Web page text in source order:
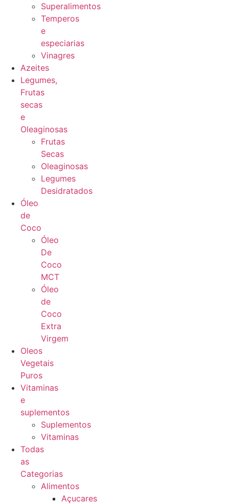
Superalimentos
Temperos
e
especiarias
Vinagres
Azeites
Legumes,
Frutas
secas
e
Oleaginosas
Frutas
Secas
Oleaginosas
Legumes
Desidratados
Óleo
de
Coco
Óleo
De
Coco
MCT
Óleo
de
Coco
Extra
Virgem
Oleos
Vegetais
Puros
Vitaminas
e
suplementos
Suplementos
Vitaminas
Todas
as
Categorias
Alimentos
Açucares